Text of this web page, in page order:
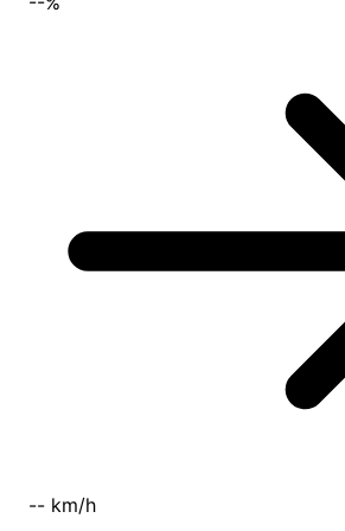
-- km/h